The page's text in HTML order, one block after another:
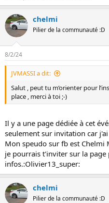
chelmi
Pilier de la communauté :D
8/2/24
JVMASSI a dit:
Salut , peut tu m’orienter pour
place , merci à toi ;-)
Il y a une page dédiée à cet
seulement sur invitation car
Mon speudo sur fb est
je pourrais t'inviter sur la
infos.:Olivier13_super:
chelmi
Pilier de la communauté :D